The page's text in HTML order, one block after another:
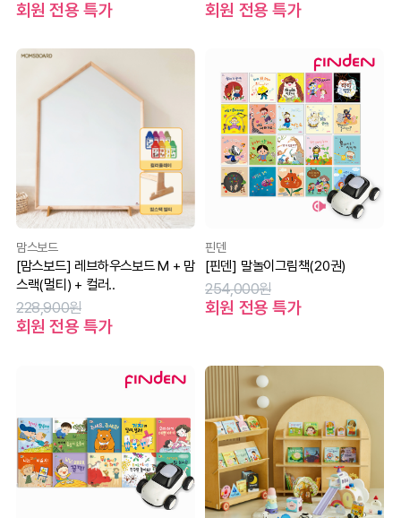
회원 전용 특가 회원 전용 특가
맘스보드
[맘스보드] 레브하우스보드 M + 맘
스랙(멀티) + 컬러..
228,900원
회원 전용 특가
핀덴
[핀덴] 말놀이그림책(20권)
254,000원
회원 전용 특가